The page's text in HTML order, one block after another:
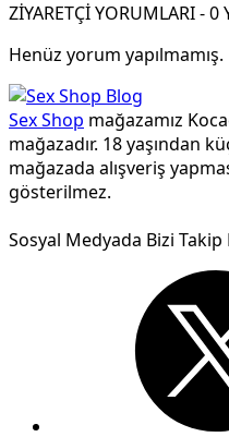
ZİYARETÇİ YORUMLARI - 0
Henüz yorum yapılmamış.
Sex Shop mağazamız
mağazadır. 18 yaşından
mağazada alışveriş
gösterilmez.
Sosyal Medyada Bizi